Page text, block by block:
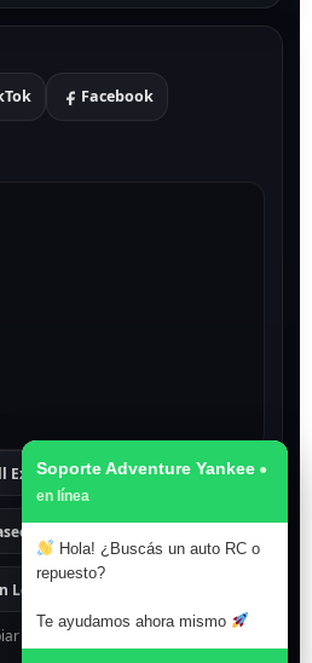
Facebook
Excelsior Ver
1811
Lorenzo
el mapa.
Soporte Adventure Yankee
Hola! ¿Buscás un auto RC o
repuesto?
Te ayudamos ahora mismo